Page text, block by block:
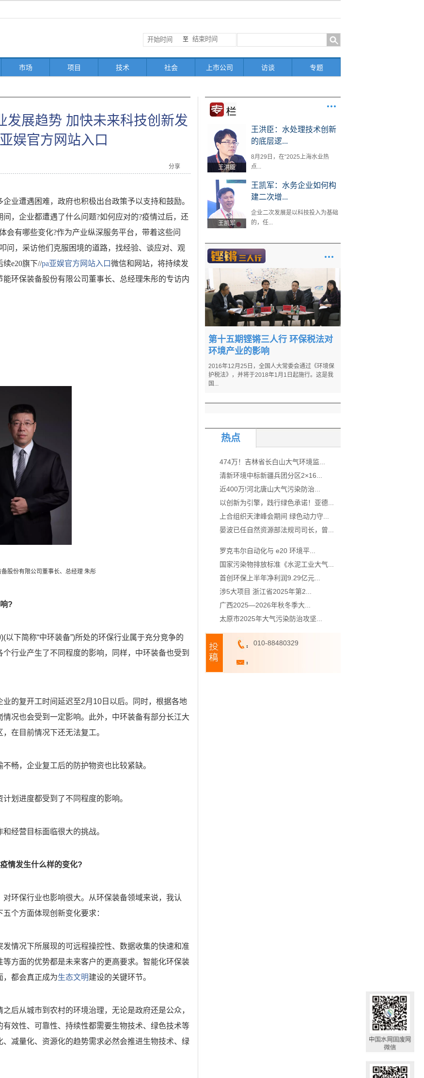
至
市场 项目 技术 社会 上市公司 访谈 专题
发展趋势 加快未来科技创新发
娱官方网站入口
分享
业遭遇困难，政府也积极出台政策予以支持和鼓励。
，企业都遭遇了什么问题?如何应对的?疫情过后，还
会有哪些变化?作为产业纵深服务平台，带着这些问
问，采访他们克服困境的道路，找经验、谈应对、观
e20旗下//pa亚娱官方网站入口微信和网站，将持续发
环保装备股份有限公司董事长、总经理朱彤的专访内
股份有限公司董事长、总经理 朱彤
?
下简称“中环装备”)所处的环保行业属于充分竞争的
行业产生了不同程度的影响，同样，中环装备也受到
的复开工时间延迟至2月10日以后。同时，根据各地
况也会受到一定影响。此外，中环装备有部分长江大
在目前情况下还无法复工。
畅，企业复工后的防护物资也比较紧缺。
划进度都受到了不同程度的影响。
经营目标面临很大的挑战。
情发生什么样的变化?
环保行业也影响很大。从环保装备领域来说，我认
个方面体现创新变化要求：
情况下所展现的可远程操控性、数据收集的快速和准
方面的优势都是未来客户的更高要求。智能化环保装
，都会真正成为生态文明建设的关键环节。
后从城市到农村的环境治理，无论是政府还是公众，
效性、可靠性、持续性都需要生物技术、绿色技术等
减量化、资源化的趋势需求必然会推进生物技术、绿
王洪臣
王洪臣：水处理技术创新
的底层逻...
8月29日，在“2025上海水业热
点...
王凯军
王凯军：水务企业如何构
建二次增...
企业二次发展是以科技投入为基础
的，任...
第十五期铿锵三人行 环保税法对
环境产业的影响
2016年12月25日，全国人大常委会通过《环境保
护税法》，并将于2018年1月1日起施行。这是我
国...
热点
474万！吉林省长白山大气环境监...
清新环境中标新疆兵团分区2×16...
近400万!河北唐山大气污染防治...
以创新为引擎，践行绿色承诺！亚德...
上合组织天津峰会期间 绿色动力守...
晏波已任自然资源部法规司司长，曾...
罗克韦尔自动化与 e20 环境平...
国家污染物排放标准《水泥工业大气...
首创环保上半年净利润9.29亿元...
涉5大项目 浙江省2025年第2...
广西2025—2026年秋冬季大...
太原市2025年大气污染防治攻坚...
010-88480329